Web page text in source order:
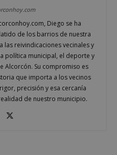
Diego se ha
de los barrios de nuestra
las reivindicaciones vecinales y
política municipal, el deporte y
Alcorcón. Su compromiso es
que importa a los vecinos
precisión y esa cercanía
de nuestro municipio.
Amazon.com
embed.bsky.app
1 semana